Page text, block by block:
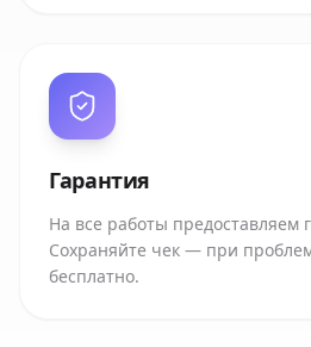
Гарантия
На все работы предоставляем
Сохраняйте чек — при
бесплатно.